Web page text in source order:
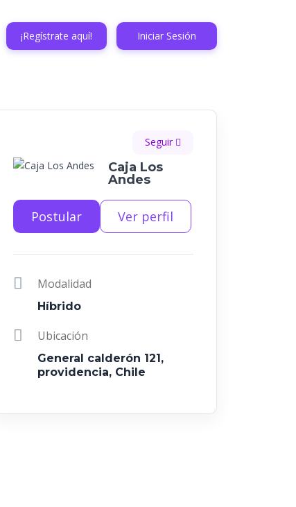
¡Regístrate aquí! Iniciar Sesión
Seguir
Caja Los
Andes
Postular Ver perfil
Modalidad
Híbrido
Ubicación
General calderón 121,
providencia, Chile